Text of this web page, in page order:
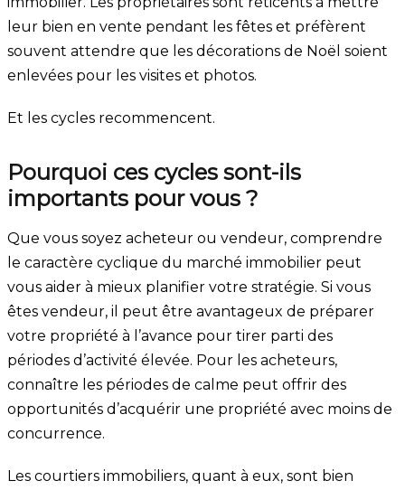
leur bien en vente pendant les fêtes et préfèrent
souvent attendre que les décorations de Noël soient
enlevées pour les visites et photos.
Et les cycles recommencent.
Pourquoi ces cycles sont-ils
importants pour vous ?
Que vous soyez acheteur ou vendeur, comprendre
le caractère cyclique du marché immobilier peut
vous aider à mieux planifier votre stratégie. Si vous
êtes vendeur, il peut être avantageux de préparer
votre propriété à l’avance pour tirer parti des
périodes d’activité élevée. Pour les acheteurs,
connaître les périodes de calme peut offrir des
opportunités d’acquérir une propriété avec moins de
concurrence.
Les courtiers immobiliers, quant à eux, sont bien